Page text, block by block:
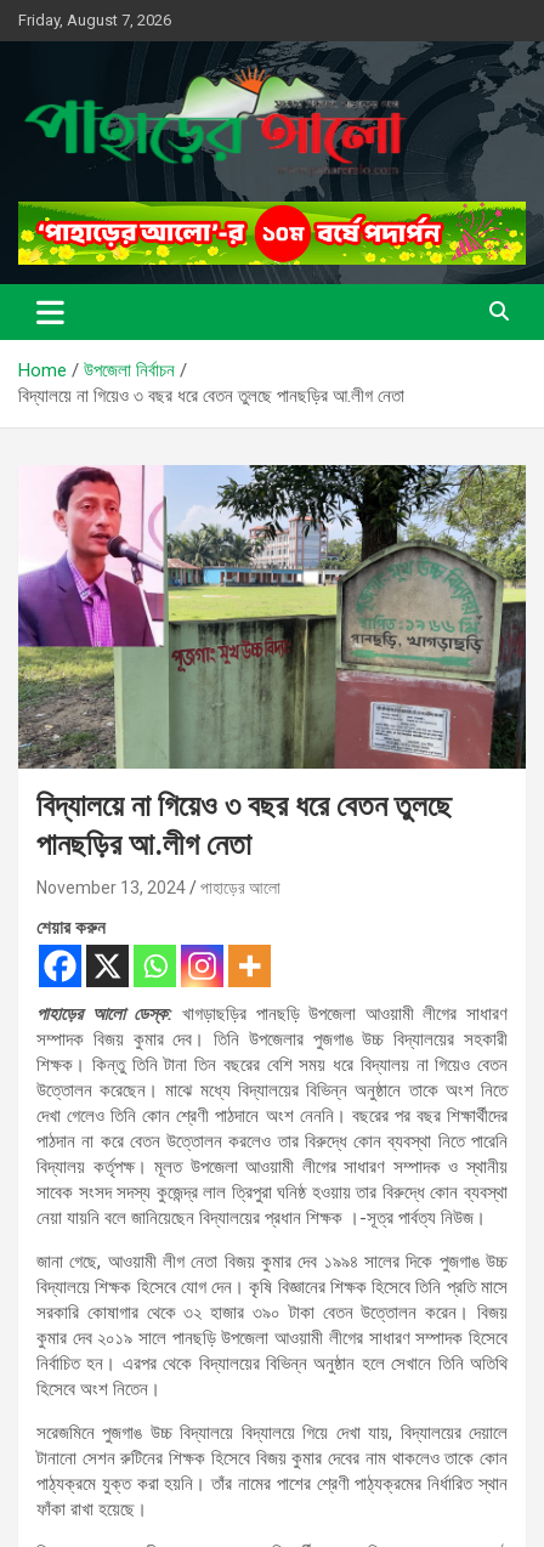
Skip
to
Friday, August 7, 2026
পাহাড়ের আলো
সত্যের সন্ধানে, পাহাড়ের পথে
Home
উপজেলা নির্বাচন
বিদ্যালয়ে না গিয়েও ৩ বছর ধরে বেতন তুলছে পানছড়ির আ.লীগ নেতা
বিদ্যালয়ে না গিয়েও ৩ বছর ধরে বেতন তুলছে
পানছড়ির আ.লীগ নেতা
November 13, 2024 পাহাড়ের আলো
শেয়ার করুন
পাহাড়ের আলো ডেস্ক: খাগড়াছড়ির পানছড়ি উপজেলা আওয়ামী লীগের সাধারণ
সম্পাদক বিজয় কুমার দেব। তিনি উপজেলার পুজগাঙ উচ্চ বিদ্যালয়ের সহকারী
শিক্ষক। কিন্তু তিনি টানা তিন বছরের বেশি সময় ধরে বিদ্যালয় না গিয়েও বেতন
উত্তোলন করেছেন। মাঝে মধ্যে বিদ্যালয়ের বিভিন্ন অনুষ্ঠানে তাকে অংশ নিতে
দেখা গেলেও তিনি কোন শ্রেণী পাঠদানে অংশ নেননি। বছরের পর বছর শিক্ষার্থীদের
পাঠদান না করে বেতন উত্তোলন করলেও তার বিরুদ্ধে কোন ব্যবস্থা নিতে পারেনি
বিদ্যালয় কর্তৃপক্ষ। মূলত উপজেলা আওয়ামী লীগের সাধারণ সম্পাদক ও স্থানীয়
সাবেক সংসদ সদস্য কুজেন্দ্র লাল ত্রিপুরা ঘনিষ্ঠ হওয়ায় তার বিরুদ্ধে কোন ব্যবস্থা
নেয়া যায়নি বলে জানিয়েছেন বিদ্যালয়ের প্রধান শিক্ষক ।-সূত্র পার্বত্য নিউজ।
জানা গেছে, আওয়ামী লীগ নেতা বিজয় কুমার দেব ১৯৯৪ সালের দিকে পুজগাঙ উচ্চ
বিদ্যালয়ে শিক্ষক হিসেবে যোগ দেন। কৃষি বিজ্ঞানের শিক্ষক হিসেবে তিনি প্রতি মাসে
সরকারি কোষাগার থেকে ৩২ হাজার ৩৯০ টাকা বেতন উত্তোলন করেন। বিজয়
কুমার দেব ২০১৯ সালে পানছড়ি উপজেলা আওয়ামী লীগের সাধারণ সম্পাদক হিসেবে
নির্বাচিত হন। এরপর থেকে বিদ্যালয়ের বিভিন্ন অনুষ্ঠান হলে সেখানে তিনি অতিথি
হিসেবে অংশ নিতেন।
সরেজমিনে পুজগাঙ উচ্চ বিদ্যালয়ে বিদ্যালয়ে গিয়ে দেখা যায়, বিদ্যালয়ের দেয়ালে
টানানো সেশন রুটিনের শিক্ষক হিসেবে বিজয় কুমার দেবের নাম থাকলেও তাকে কোন
পাঠ্যক্রমে যুক্ত করা হয়নি। তাঁর নামের পাশের শ্রেণী পাঠ্যক্রমের নির্ধারিত স্থান
ফাঁকা রাখা হয়েছে।